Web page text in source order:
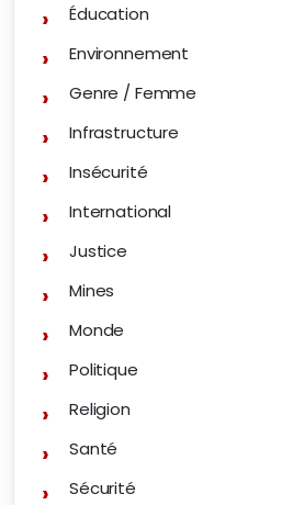
Éducation
Environnement
Genre / Femme
Infrastructure
Insécurité
International
Justice
Mines
Monde
Politique
Religion
Santé
Sécurité